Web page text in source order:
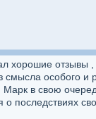
хорошие отзывы
смысла особого
в свою
о последствиях